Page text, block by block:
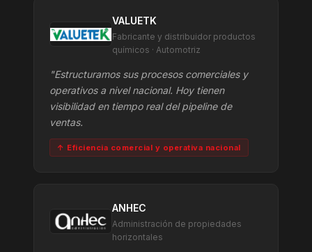
VALUETK
Fabricante y distribuidor productos
químicos · Automotriz
"Estructuramos sus procesos comerciales y
operativos a nivel nacional. Hoy tienen
visibilidad en tiempo real del pipeline de
ventas.
↑ Eficiencia comercial y operativa nacional
ANHEC
Administración de propiedades
horizontales